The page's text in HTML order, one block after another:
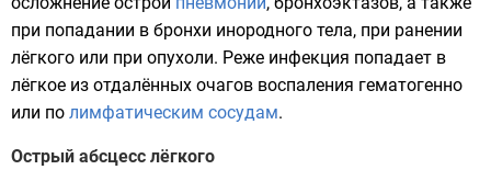
при попадании в бронхи инородного тела, при ранении
лёгкого или при опухоли. Реже инфекция попадает в
лёгкое из отдалённых очагов воспаления гематогенно
или по лимфатическим сосудам.
Острый абсцесс лёгкого